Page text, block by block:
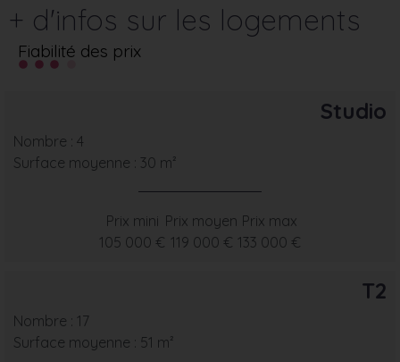
+ d'infos sur les logements
Fiabilité des prix
Studio
Nombre : 4
Surface moyenne : 30 m²
Prix mini
105 000 €
Prix moyen
119 000 €
Prix max
133 000 €
T2
Nombre : 17
Surface moyenne : 51 m²